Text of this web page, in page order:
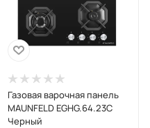
Газовая варочная панель
MAUNFELD EGHG.64.23C
Черный